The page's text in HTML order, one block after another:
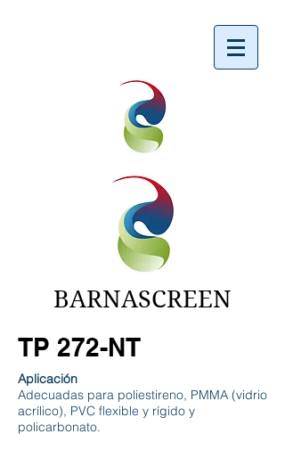
BARNASCREEN
TP 272-NT
Aplicación
Adecuadas para poliestireno, PMMA (vidrio
acrílico), PVC flexible y rígido y
policarbonato.